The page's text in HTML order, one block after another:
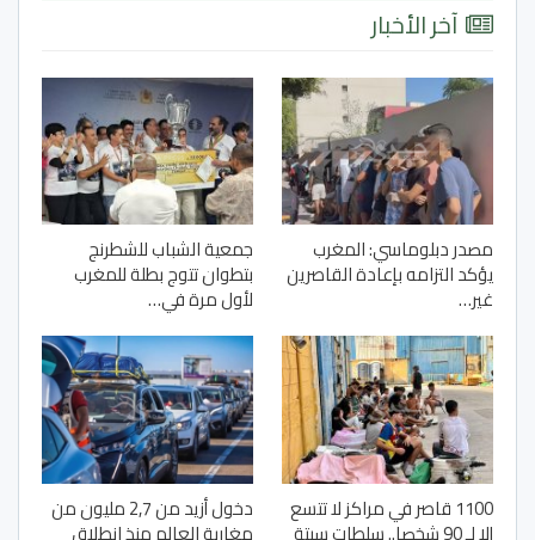
آخر الأخبار
مصدر دبلوماسي: المغرب
يؤكد التزامه بإعادة القاصرين
غير…
جمعية الشباب للشطرنج
بتطوان تتوج بطلة للمغرب
لأول مرة في…
1100 قاصر في مراكز لا تتسع دخول أزيد من 2,7 مليون من